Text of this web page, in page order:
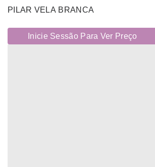
PILAR VELA BRANCA
Inicie Sessão Para Ver Preço